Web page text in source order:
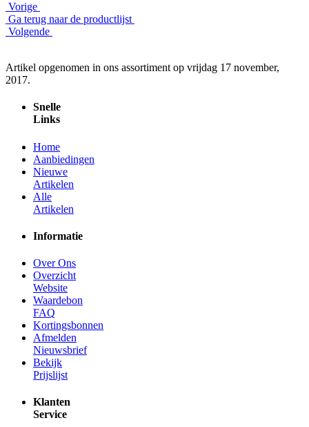
Vorige
Ga terug naar de productlijst
Volgende
Artikel opgenomen in ons assortiment op vrijdag 17 november,
2017.
Snelle
Links
Home
Aanbiedingen
Nieuwe
Artikelen
Alle
Artikelen
Informatie
Over Ons
Overzicht
Website
Waardebon
FAQ
Kortingsbonnen
Afmelden
Nieuwsbrief
Bekijk
Prijslijst
Klanten
Service